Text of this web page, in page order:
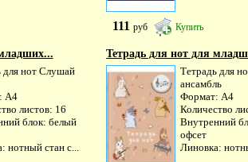
111руб Купить
для нот Слушай
А4
листов: 16
блок: белый
нотный стан с...
Тетрадь для нот для
Тетрадь для
ансамбль
Формат: А4
Количество
Внутренний
офсет
Линовка: